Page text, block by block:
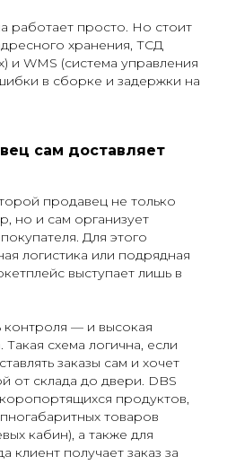
работает просто. Но стоит
хранения, ТСД
и WMS (система управления
в сборке и задержки на
сам доставляет
продавец не только
но и сам организует
Для этого
логистика или подрядная
выступает лишь в
— и высокая
схема логична, если
заказы сам и хочет
от склада до двери. DBS
продуктов,
товаров
кабин), а также для
клиент получает заказ за